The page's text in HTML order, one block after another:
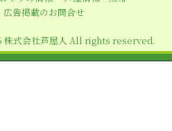
広告掲載のお問合せ
式会社芦屋人 All rights reserved.